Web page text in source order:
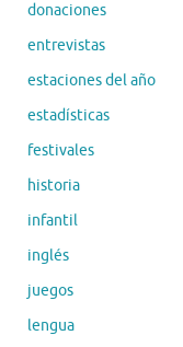
donaciones
entrevistas
estaciones del año
estadísticas
festivales
historia
infantil
inglés
juegos
lengua